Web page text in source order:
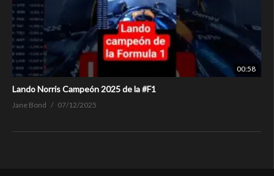
00:58
Lando Norris Campeón 2025 de la #F1
Jane Bond 07/12/2025